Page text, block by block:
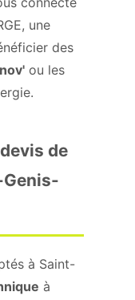
une
des
ou les
de
à Saint-
à